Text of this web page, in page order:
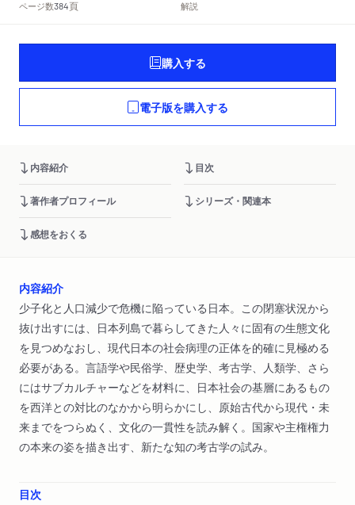
ページ数384頁 解説
購入する
電子版を購入する
内容紹介 目次
著作者プロフィール シリーズ・関連本
感想をおくる
内容紹介
少子化と人口減少で危機に陥っている日本。この閉塞状況から
抜け出すには、日本列島で暮らしてきた人々に固有の生態文化
を見つめなおし、現代日本の社会病理の正体を的確に見極める
必要がある。言語学や民俗学、歴史学、考古学、人類学、さら
にはサブカルチャーなどを材料に、日本社会の基層にあるもの
を西洋との対比のなかから明らかにし、原始古代から現代・未
来までをつらぬく、文化の一貫性を読み解く。国家や主権権力
の本来の姿を描き出す、新たな知の考古学の試み。
目次